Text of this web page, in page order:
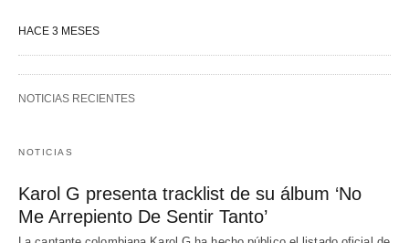
HACE 3 MESES
NOTICIAS RECIENTES
NOTICIAS
Karol G presenta tracklist de su álbum ‘No
Me Arrepiento De Sentir Tanto’